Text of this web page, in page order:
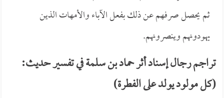
ثم يحصل صرفهم عن ذلك بفعل الآباء والأمهات الذين
يهودونهم وينصرونهم.
تراجم رجال إسناد أثر حماد بن سلمة في تفسير حديث:
(كل مولود يولد على الفطرة)